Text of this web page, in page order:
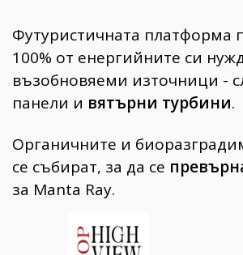
Футуристичната платформа
100% от енергийните си
възобновяеми източници -
панели и вятърни турбини.
Органичните и
се събират, за да се
за Manta Ray.